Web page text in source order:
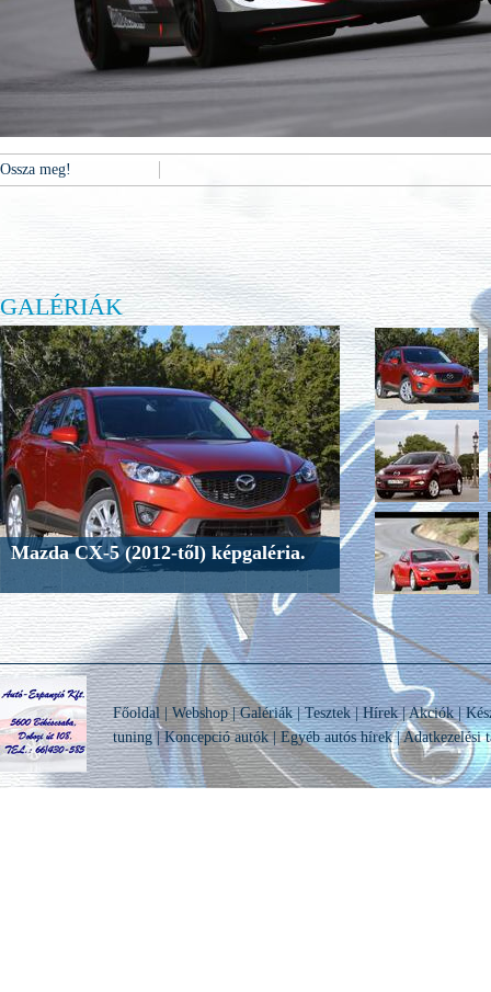
Ossza meg!
GALÉRIÁK
Mazda CX-5 (2012-től) képgaléria.
Főoldal |Webshop|Galériák|Tesztek|Hírek|Akciók|
tuning|Koncepció autók| Egyéb autós hírek|Adatkezelési